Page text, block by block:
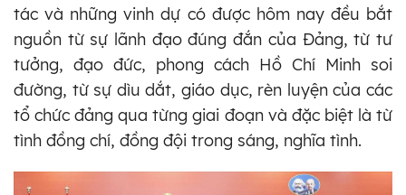
tác và những vinh dự có được hôm nay đều bắt
nguồn từ sự lãnh đạo đúng đắn của Đảng, từ tư
tưởng, đạo đức, phong cách Hồ Chí Minh soi
đường, từ sự dìu dắt, giáo dục, rèn luyện của các
tổ chức đảng qua từng giai đoạn và đặc biệt là từ
tình đồng chí, đồng đội trong sáng, nghĩa tình.